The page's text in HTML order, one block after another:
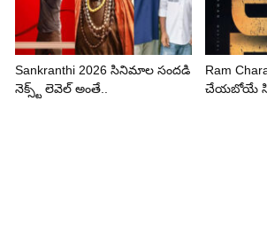
Sankranthi 2026 సినిమాల సందడి
నెక్స్ట్ లెవెల్ అంతే..
Ram
చేయబోయే